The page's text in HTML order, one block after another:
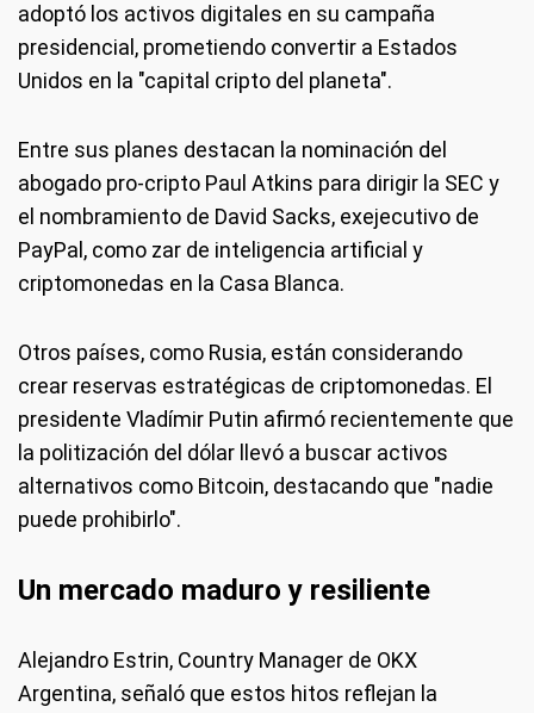
adoptó los activos digitales en su campaña
presidencial, prometiendo convertir a Estados
Unidos en la "capital cripto del planeta".
Entre sus planes destacan la nominación del
abogado pro-cripto Paul Atkins para dirigir la SEC y
el nombramiento de David Sacks, exejecutivo de
PayPal, como zar de inteligencia artificial y
criptomonedas en la Casa Blanca.
Otros países, como Rusia, están considerando
crear reservas estratégicas de criptomonedas. El
presidente Vladímir Putin afirmó recientemente que
la politización del dólar llevó a buscar activos
alternativos como Bitcoin, destacando que "nadie
puede prohibirlo".
Un mercado maduro y resiliente
Alejandro Estrin, Country Manager de OKX
Argentina, señaló que estos hitos reflejan la